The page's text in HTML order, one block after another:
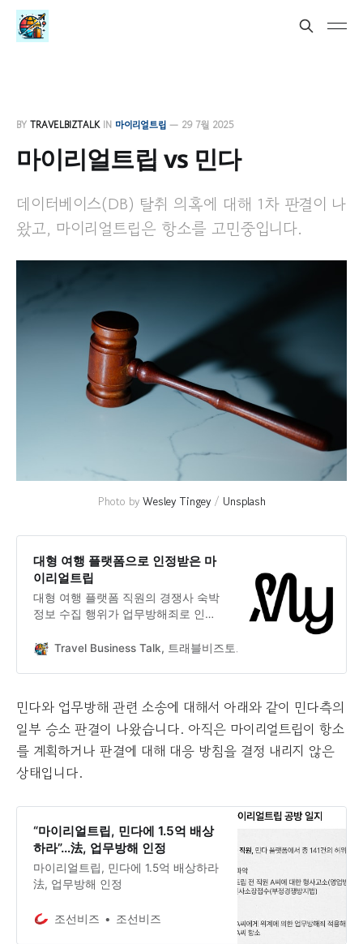
BY TRAVELBIZTALKIN 마이리얼트립 — 29 7월 2025
마이리얼트립 vs 민다
데이터베이스(DB) 탈취 의혹에 대해 1차 판결이 나
왔고, 마이리얼트립은 항소를 고민중입니다.
Photo by Wesley Tingey / Unsplash
대형 여행 플랫폼으로 인정받은 마
이리얼트립
대형 여행 플랫폼 직원의 경쟁사 숙박
정보 수집 행위가 업무방해죄로 인정
한 이야기지만 직원의 개인적인 일탈
Travel Business Talk, 트래블비즈토크
민다와 업무방해 관련 소송에 대해서 아래와 같이 민다측의
일부 승소 판결이 나왔습니다. 아직은 마이리얼트립이 항소
를 계획하거나 판결에 대해 대응 방침을 결정 내리지 않은
상태입니다.
“마이리얼트립, 민다에 1.5억 배상
하라”…法, 업무방해 인정
마이리얼트립, 민다에 1.5억 배상하라
法, 업무방해 인정
조선비즈 조선비즈